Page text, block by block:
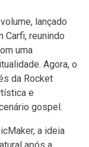
lançado
Carfi, reunindo
uma
Agora, o
da Rocket
e
gospel.
a ideia
após a